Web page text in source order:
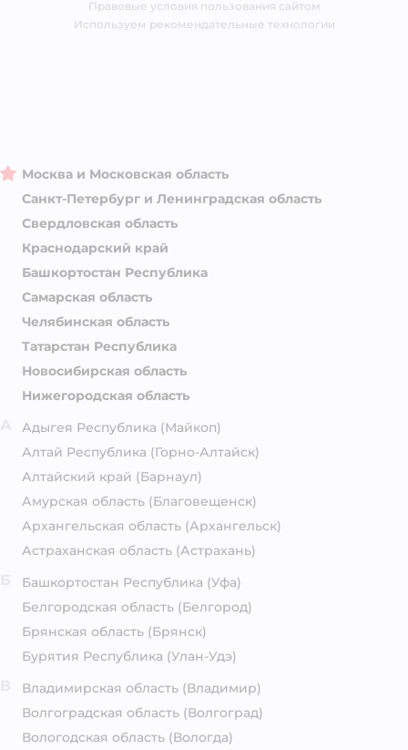
Правовые условия пользования сайтом
Используем рекомендательные технологии
Москва и Московская область
Санкт-Петербург и Ленинградская область
Свердловская область
Краснодарский край
Башкортостан Республика
Самарская область
Челябинская область
Татарстан Республика
Новосибирская область
Нижегородская область
Адыгея Республика (Майкоп)
Алтай Республика (Горно-Алтайск)
Алтайский край (Барнаул)
Амурская область (Благовещенск)
Архангельская область (Архангельск)
Астраханская область (Астрахань)
Башкортостан Республика (Уфа)
Белгородская область (Белгород)
Брянская область (Брянск)
Бурятия Республика (Улан-Удэ)
Владимирская область (Владимир)
Волгоградская область (Волгоград)
Вологодская область (Вологда)